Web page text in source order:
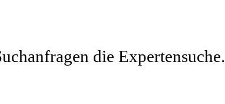
die Expertensuche.